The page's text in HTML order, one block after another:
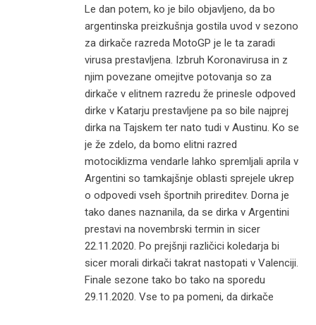
Le dan potem, ko je bilo objavljeno, da bo
argentinska preizkušnja gostila uvod v sezono
za dirkače razreda MotoGP je le ta zaradi
virusa prestavljena. Izbruh Koronavirusa in z
njim povezane omejitve potovanja so za
dirkače v elitnem razredu že prinesle odpoved
dirke v Katarju prestavljene pa so bile najprej
dirka na Tajskem ter nato tudi v Austinu. Ko se
je že zdelo, da bomo elitni razred
motociklizma vendarle lahko spremljali aprila v
Argentini so tamkajšnje oblasti sprejele ukrep
o odpovedi vseh športnih prireditev. Dorna je
tako danes naznanila, da se dirka v Argentini
prestavi na novembrski termin in sicer
22.11.2020. Po prejšnji različici koledarja bi
sicer morali dirkači takrat nastopati v Valenciji.
Finale sezone tako bo tako na sporedu
29.11.2020. Vse to pa pomeni, da dirkače